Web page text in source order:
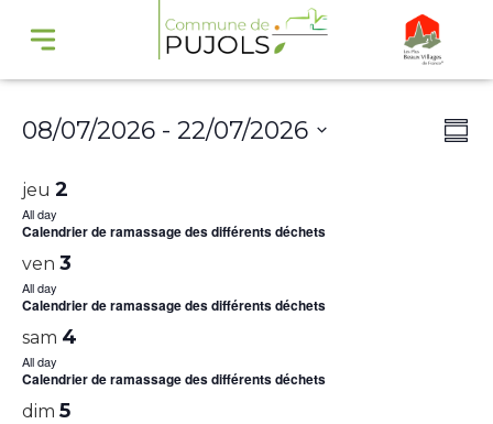
08/07/2026 - 22/07/2026
date.
jeu 2
All day
Calendrier de ramassage des différents déchets
ven 3
All day
Calendrier de ramassage des différents déchets
sam 4
All day
Calendrier de ramassage des différents déchets
dim 5